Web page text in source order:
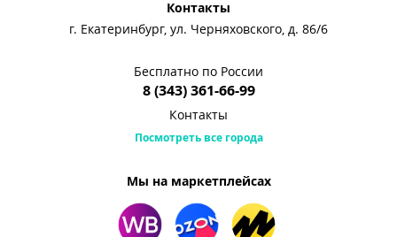
Контакты
г. Екатеринбург, ул. Черняховского, д. 86/6
Бесплатно по России
8 (343) 361-66-99
Контакты
Посмотреть все города
Мы на маркетплейсах